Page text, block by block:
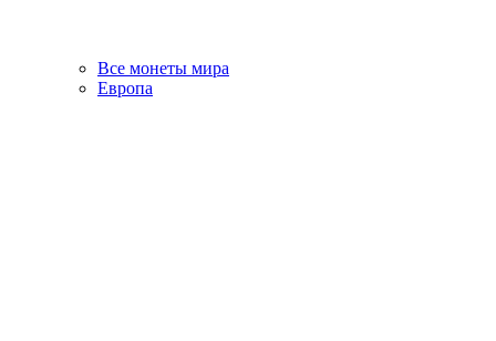
Все монеты мира
Европа